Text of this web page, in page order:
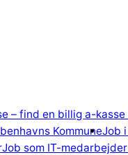
– find en billig a-kasse
KommuneJob
Job som IT-